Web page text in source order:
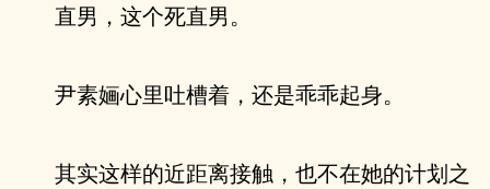
直男，这个死直男。
尹素婳心里吐槽着，还是乖乖起身。
其实这样的近距离接触，也不在她的计划之